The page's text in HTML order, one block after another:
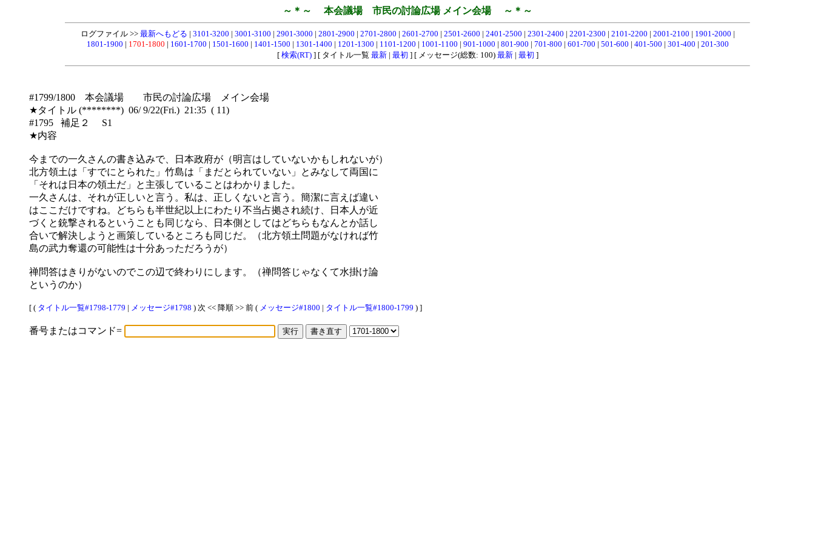
～＊～ 本会議場 市民の討論広場 メイン会場 ～＊～
ログファイル >> 最新へもどる | 3101-3200 | 3001-3100 | 2901-3000 | 2801-2900 | 2701-2800 | 2601-2700 | 2501-2600 | 2401-2500 | 2301-2400 | 2201-2300 | 2101-2200 | 2001-2100 | 1901-2000 |
1801-1900 | 1701-1800 | 1601-1700 | 1501-1600 | 1401-1500 | 1301-1400 | 1201-1300 | 1101-1200 | 1001-1100 | 901-1000 | 801-900 | 701-800 | 601-700 | 501-600 | 401-500 | 301-400 | 201-300
[ 検索(RT)] [ タイトル一覧 最新| 最初 ] [ メッセージ(総数: 100) 最新| 最初 ]
#1799/1800 本会議場 市民の討論広場 メイン会場
★タイトル (********) 06/ 9/22(Fri.) 21:35 ( 11)
#1795 補足２ S1
★内容
今までの一久さんの書き込みで、日本政府が（明言はしていないかもしれないが）
北方領土は「すでにとられた」竹島は「まだとられていない」とみなして両国に
「それは日本の領土だ」と主張していることはわかりました。
一久さんは、それが正しいと言う。私は、正しくないと言う。簡潔に言えば違い
はここだけですね。どちらも半世紀以上にわたり不当占拠され続け、日本人が近
づくと銃撃されるということも同じなら、日本側としてはどちらもなんとか話し
合いで解決しようと画策しているところも同じだ。（北方領土問題がなければ竹
島の武力奪還の可能性は十分あっただろうが）
禅問答はきりがないのでこの辺で終わりにします。（禅問答じゃなくて水掛け論
というのか）
[ ( タイトル一覧#1798-1779 | メッセージ#1798 ) 次 << 降順 >> 前 ( メッセージ#1800 | タイトル一覧#1800-1799 ) ]
番号またはコマンド=